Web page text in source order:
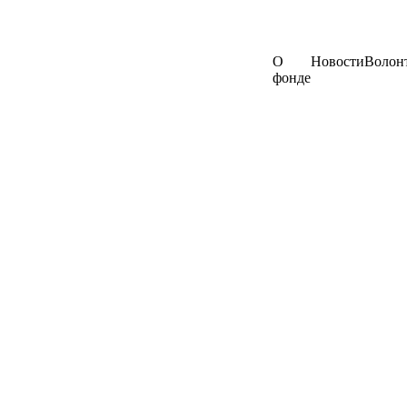
О
фонде
Новости